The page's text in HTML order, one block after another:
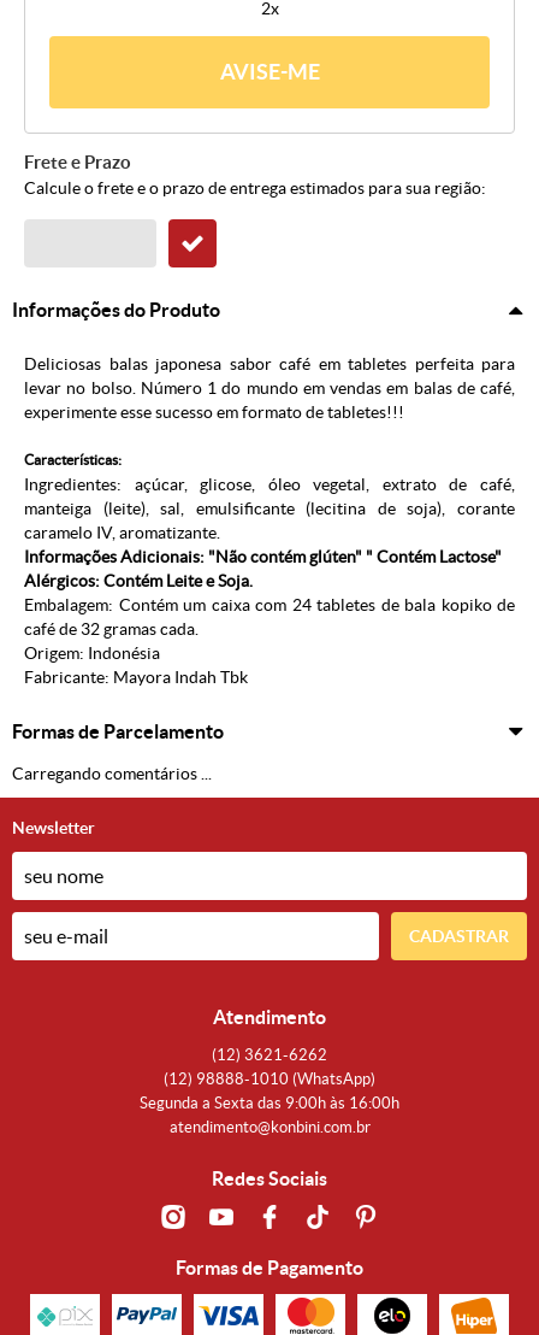
2x
AVISE-ME
Frete e Prazo
Calcule o frete e o prazo de entrega estimados para sua região:
Informações do Produto
Deliciosas balas japonesa sabor café em tabletes perfeita para
levar no bolso. Número 1 do mundo em vendas em balas de café,
experimente esse sucesso em formato de tabletes!!!
Características:
Ingredientes: açúcar, glicose, óleo vegetal, extrato de café,
manteiga (leite), sal, emulsificante (lecitina de soja), corante
caramelo IV, aromatizante.
Informações Adicionais: "Não contém glúten" " Contém Lactose"
Alérgicos: Contém Leite e Soja.
Embalagem: Contém um caixa com 24 tabletes de bala kopiko de
café de 32 gramas cada.
Origem: Indonésia
Fabricante: Mayora Indah Tbk
Formas de Parcelamento
Carregando comentários ...
Newsletter
CADASTRAR
Atendimento
(12) 3621-6262
(12) 98888-1010 (WhatsApp)
Segunda a Sexta das 9:00h às 16:00h
atendimento@konbini.com.br
Redes Sociais
Formas de Pagamento